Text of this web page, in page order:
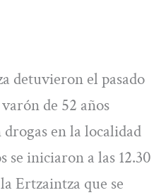
detuvieron el pasado
de 52 años
en la localidad
se iniciaron a las 12.30
Ertzaintza que se